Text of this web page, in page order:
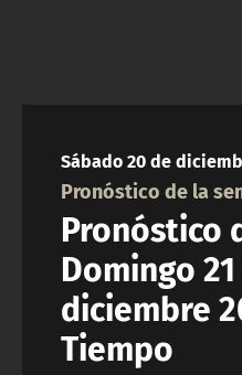
Sábado 20 de
Pronóstico de la
Pronóstico
Domingo
diciembre
Tiempo